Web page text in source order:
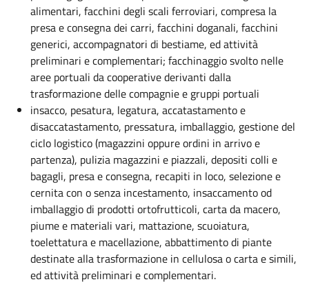
alimentari, facchini degli scali ferroviari, compresa la
presa e consegna dei carri, facchini doganali, facchini
generici, accompagnatori di bestiame, ed attività
preliminari e complementari; facchinaggio svolto nelle
aree portuali da cooperative derivanti dalla
trasformazione delle compagnie e gruppi portuali
insacco, pesatura, legatura, accatastamento e
disaccatastamento, pressatura, imballaggio, gestione del
ciclo logistico (magazzini oppure ordini in arrivo e
partenza), pulizia magazzini e piazzali, depositi colli e
bagagli, presa e consegna, recapiti in loco, selezione e
cernita con o senza incestamento, insaccamento od
imballaggio di prodotti ortofrutticoli, carta da macero,
piume e materiali vari, mattazione, scuoiatura,
toelettatura e macellazione, abbattimento di piante
destinate alla trasformazione in cellulosa o carta e simili,
ed attività preliminari e complementari.